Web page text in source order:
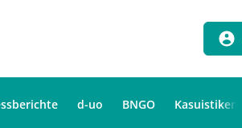
d-uo BNGO Kasuistiken